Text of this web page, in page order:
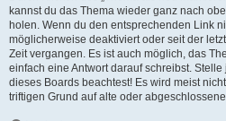
kannst du das Thema wieder ganz nach
holen. Wenn du den entsprechenden Link
möglicherweise deaktiviert oder seit der
Zeit vergangen. Es ist auch möglich, das
einfach eine Antwort darauf schreibst.
dieses Boards beachtest! Es wird meist
triftigen Grund auf alte oder